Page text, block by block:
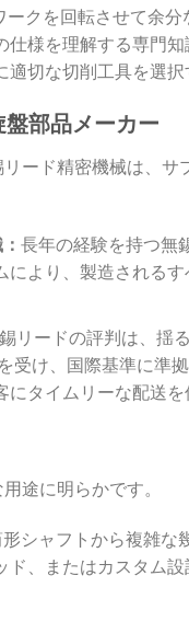
ークを回転させて余
様を理解する専門
切な切削工具を選択
部品メーカー
ード精密機械は、サ
長年の経験を持つ無
より、製造される
リードの評判は、揺
受け、国際基準に準
タイムリーな配送を
途に明らかです。
シャフトから複雑な
、またはカスタム